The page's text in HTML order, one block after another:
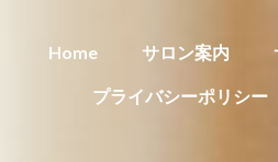
Home サロン案内
プライバシーポリシー